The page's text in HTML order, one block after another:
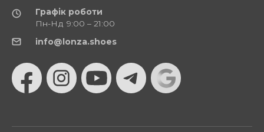
Графік роботи
Пн-Нд 9:00 – 21:00
info@lonza.shoes